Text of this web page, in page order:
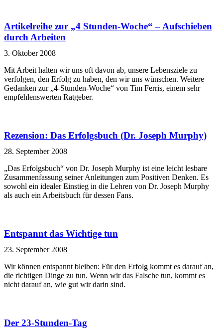
Artikelreihe zur „4 Stunden-Woche“ – Aufschieben
durch Arbeiten
3. Oktober 2008
Mit Arbeit halten wir uns oft davon ab, unsere Lebensziele zu
verfolgen, den Erfolg zu haben, den wir uns wünschen. Weitere
Gedanken zur „4-Stunden-Woche“ von Tim Ferris, einem sehr
empfehlenswerten Ratgeber.
Rezension: Das Erfolgsbuch (Dr. Joseph Murphy)
28. September 2008
„Das Erfolgsbuch“ von Dr. Joseph Murphy ist eine leicht lesbare
Zusammenfassung seiner Anleitungen zum Positiven Denken. Es
sowohl ein idealer Einstieg in die Lehren von Dr. Joseph Murphy
als auch ein Arbeitsbuch für dessen Fans.
Entspannt das Wichtige tun
23. September 2008
Wir können entspannt bleiben: Für den Erfolg kommt es darauf an,
die richtigen Dinge zu tun. Wenn wir das Falsche tun, kommt es
nicht darauf an, wie gut wir darin sind.
Der 23-Stunden-Tag